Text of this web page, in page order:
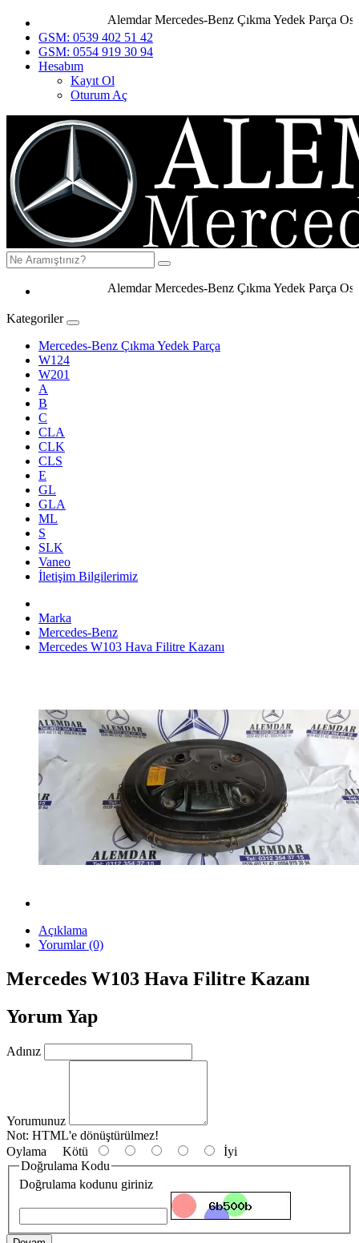
Alemdar Mercedes-Benz Çıkma Yedek Parça Ostim
GSM: 0539 402 51 42
GSM: 0554 919 30 94
Hesabım
Kayıt Ol
Oturum Aç
Alemdar Mercedes-Benz Çıkma Yedek Parça
Kategoriler
Mercedes-Benz Çıkma Yedek Parça
W124
W201
A
B
C
CLA
CLK
CLS
E
GL
GLA
ML
S
SLK
Vaneo
İletişim Bilgilerimiz
Marka
Mercedes-Benz
Mercedes W103 Hava Filitre Kazanı
Açıklama
Yorumlar (0)
Mercedes W103 Hava Filitre Kazanı
Yorum Yap
Adınız
Yorumunuz
Not: HTML'e dönüştürülmez!
Oylama Kötü
İyi
Doğrulama Kodu
Doğrulama kodunu giriniz